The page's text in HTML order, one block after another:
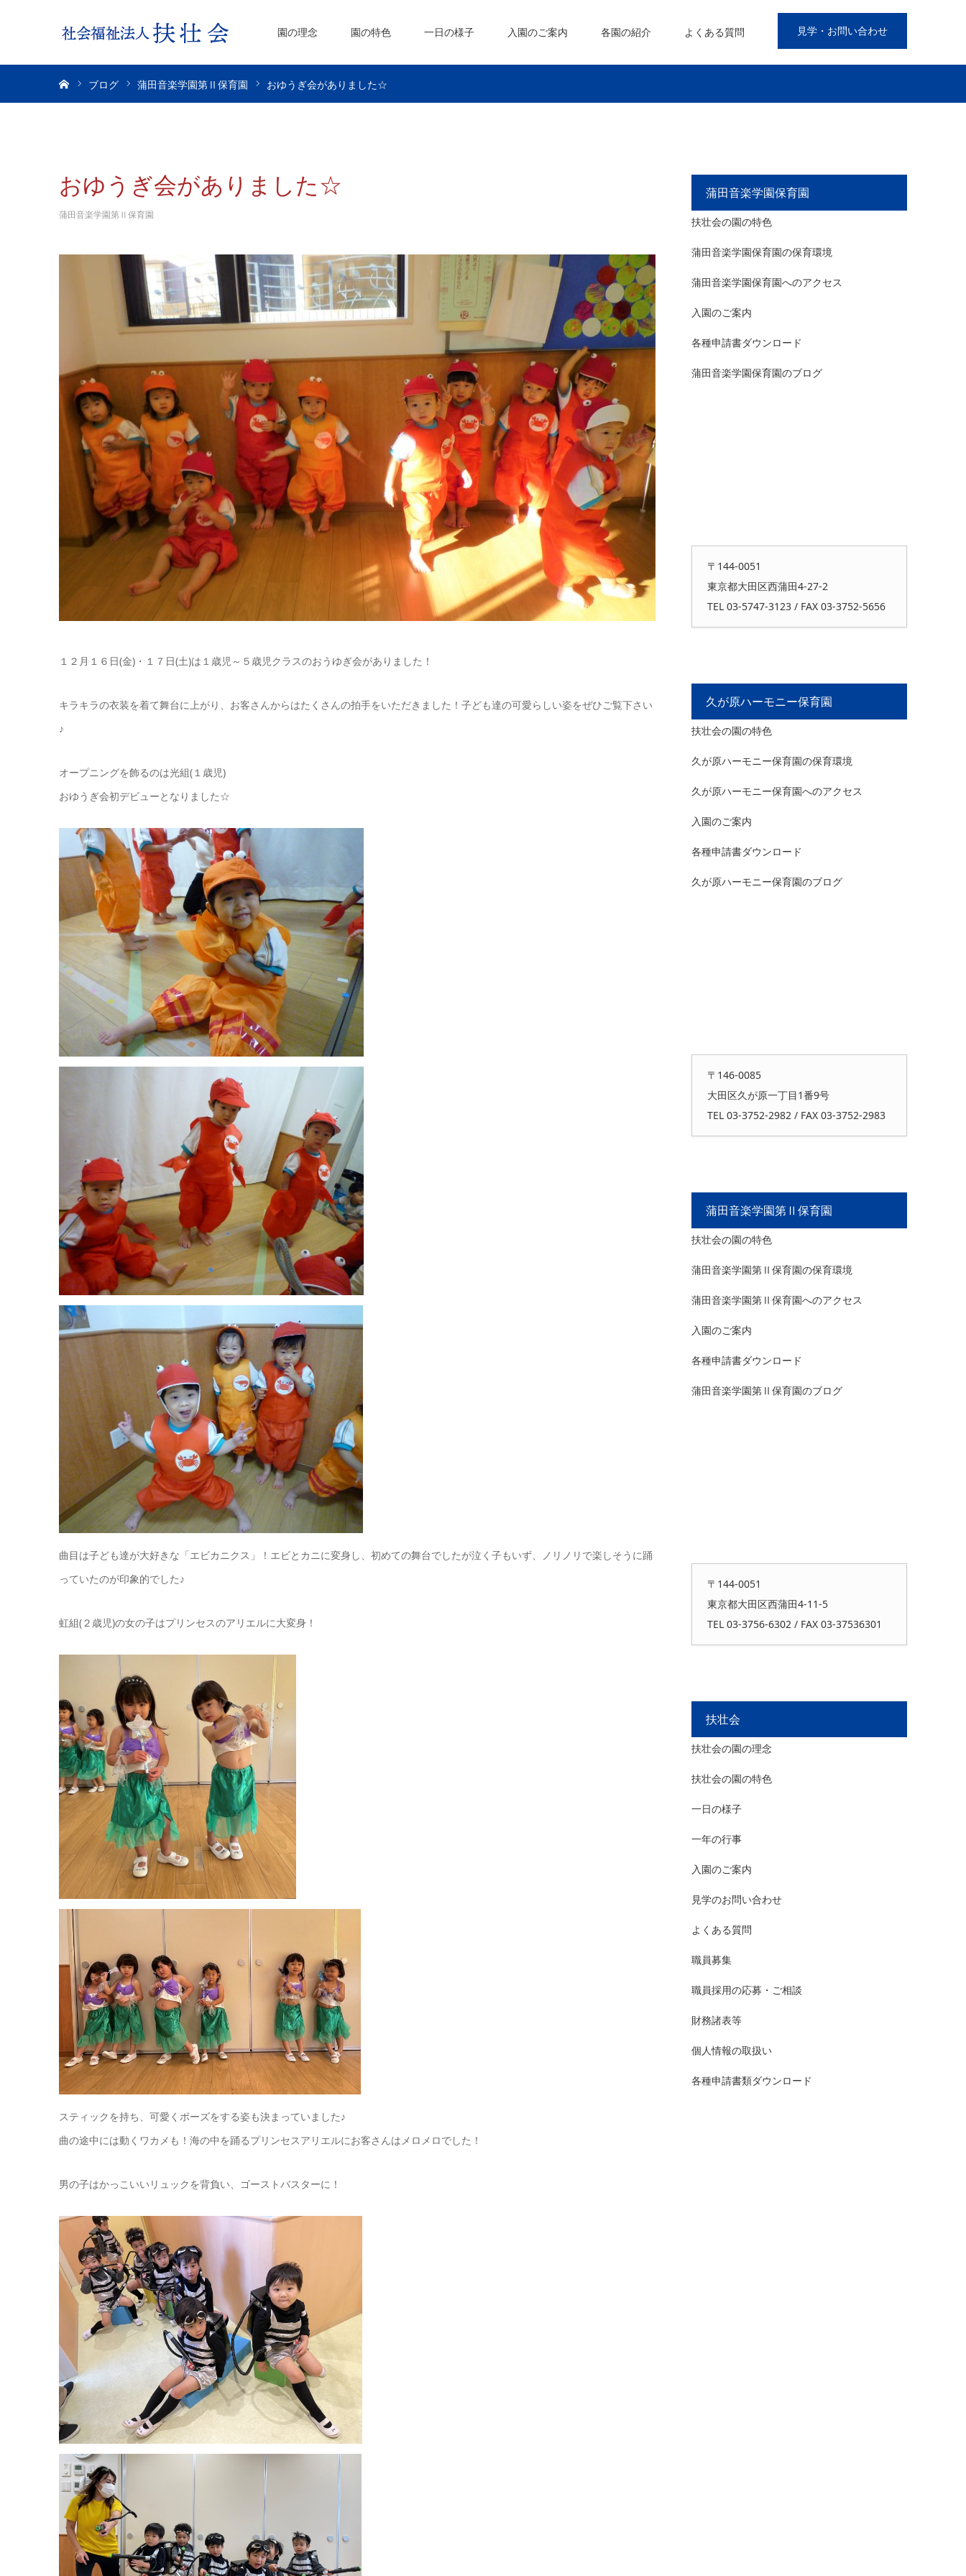
見学・お問い合わせ
園の理念 園の特色 一日の様子 入園のご案内 各園の紹介 よくある質問
ブログ 蒲田音楽学園第Ⅱ保育園 おゆうぎ会がありました☆
おゆうぎ会がありました☆
蒲田音楽学園第Ⅱ保育園
１２月１６日(金)・１７日(土)は１歳児～５歳児クラスのおうゆぎ会がありました！
キラキラの衣装を着て舞台に上がり、お客さんからはたくさんの拍手をいただきました！子ども達の可愛らしい姿をぜひご覧下さい
♪
オープニングを飾るのは光組(１歳児)
おゆうぎ会初デビューとなりました☆
曲目は子ども達が大好きな「エビカニクス」！エビとカニに変身し、初めての舞台でしたが泣く子もいず、ノリノリで楽しそうに踊
っていたのが印象的でした♪
虹組(２歳児)の女の子はプリンセスのアリエルに大変身！
スティックを持ち、可愛くポーズをする姿も決まっていました♪
曲の途中には動くワカメも！海の中を踊るプリンセスアリエルにお客さんはメロメロでした！
男の子はかっこいいリュックを背負い、ゴーストバスターに！
蒲田音楽学園保育園
扶壮会の園の特色
蒲田音楽学園保育園の保育環境
蒲田音楽学園保育園へのアクセス
入園のご案内
各種申請書ダウンロード
蒲田音楽学園保育園のブログ
〒144-0051
東京都大田区西蒲田4-27-2
TEL 03-5747-3123 / FAX 03-3752-5656
久が原ハーモニー保育園
扶壮会の園の特色
久が原ハーモニー保育園の保育環境
久が原ハーモニー保育園へのアクセス
入園のご案内
各種申請書ダウンロード
久が原ハーモニー保育園のブログ
〒146-0085
大田区久が原一丁目1番9号
TEL 03-3752-2982 / FAX 03-3752-2983
蒲田音楽学園第Ⅱ保育園
扶壮会の園の特色
蒲田音楽学園第Ⅱ保育園の保育環境
蒲田音楽学園第Ⅱ保育園へのアクセス
入園のご案内
各種申請書ダウンロード
蒲田音楽学園第Ⅱ保育園のブログ
〒144-0051
東京都大田区西蒲田4-11-5
TEL 03-3756-6302 / FAX 03-37536301
扶壮会
扶壮会の園の理念
扶壮会の園の特色
一日の様子
一年の行事
入園のご案内
見学のお問い合わせ
よくある質問
職員募集
職員採用の応募・ご相談
財務諸表等
個人情報の取扱い
各種申請書類ダウンロード